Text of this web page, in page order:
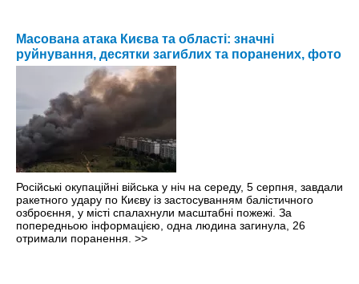
Масована атака Києва та області: значні
руйнування, десятки загиблих та поранених, фото
Російські окупаційні війська у ніч на середу, 5 серпня, завдали
ракетного удару по Києву із застосуванням балістичного
озброєння, у місті спалахнули масштабні пожежі. За
попередньою інформацією, одна людина загинула, 26
отримали поранення. >>